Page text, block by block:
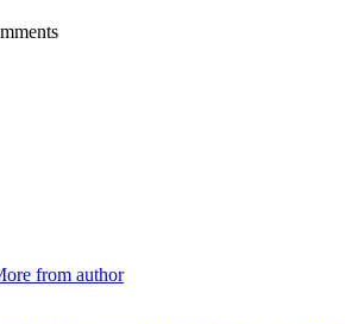
from author